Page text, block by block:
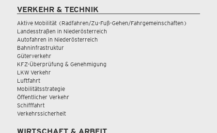
VERKEHR & TECHNIK
Aktive Mobilität (Radfahren/Zu-Fuß-Gehen/Fahrgemeinschaften)
Landesstraßen in Niederösterreich
Autofahren in Niederösterreich
Bahninfrastruktur
Güterverkehr
KFZ-Überprüfung & Genehmigung
LKW Verkehr
Luftfahrt
Mobilitätsstrategie
Öffentlicher Verkehr
Schifffahrt
Verkehrssicherheit